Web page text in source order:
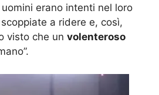
erano intenti nel loro
a ridere e, così,
visto che un volenteroso